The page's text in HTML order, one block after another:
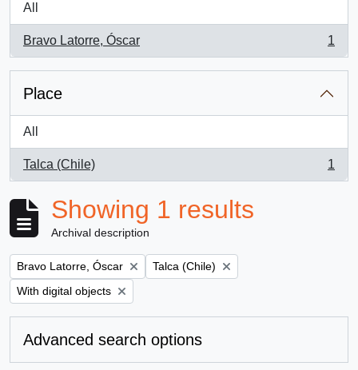
All
Bravo Latorre, Óscar
, 1 results
1
Place
All
Talca (Chile)
, 1 results
1
Showing 1 results
Archival description
Remove filter:
Bravo Latorre, Óscar Remove filter:
Talca (Chile)
Remove filter:
With digital objects
Advanced search options